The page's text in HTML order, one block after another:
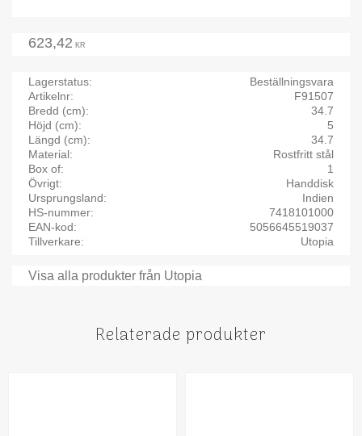
623,42 KR
Lagerstatus
Beställningsvara
Artikelnr
F91507
Bredd (cm)
34.7
Höjd (cm)
5
Längd (cm)
34.7
Material
Rostfritt stål
Box of
1
Övrigt
Handdisk
Ursprungsland
Indien
HS-nummer
7418101000
EAN-kod
5056645519037
Tillverkare
Utopia
Visa alla produkter från Utopia
Relaterade produkter